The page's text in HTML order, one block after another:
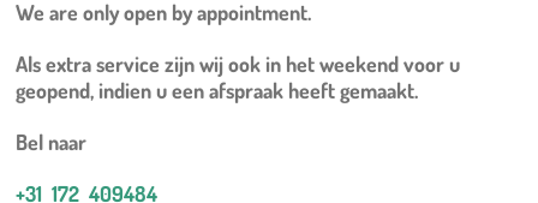
We are only open by appointment.
Als extra service zijn wij ook in het weekend voor u
geopend, indien u een afspraak heeft gemaakt.
Bel naar
+31 172 409484